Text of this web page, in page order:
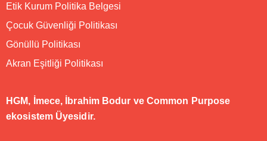
Etik Kurum Politika Belgesi
Çocuk Güvenliği Politikası
Gönüllü Politikası
Akran Eşitliği Politikası
HGM, İmece, İbrahim Bodur ve Common Purpose
ekosistem Üyesidir.